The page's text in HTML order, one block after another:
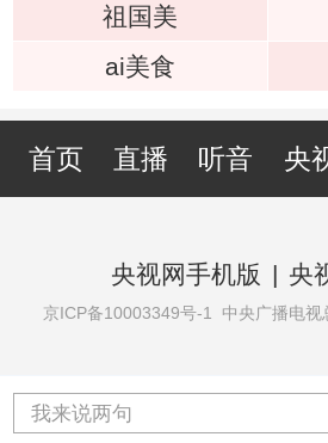
祖国美
ai美食
首页 直播 听音 央
央视网手机版 | 央
京ICP备10003349号-1 中央广播电
我来说两句